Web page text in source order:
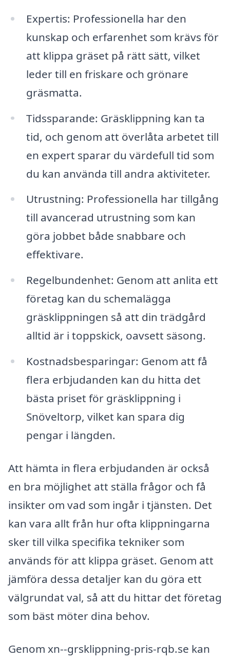
Expertis: Professionella har den
kunskap och erfarenhet som krävs för
att klippa gräset på rätt sätt, vilket
leder till en friskare och grönare
gräsmatta.
Tidssparande: Gräsklippning kan ta
tid, och genom att överlåta arbetet till
en expert sparar du värdefull tid som
du kan använda till andra aktiviteter.
Utrustning: Professionella har tillgång
till avancerad utrustning som kan
göra jobbet både snabbare och
effektivare.
Regelbundenhet: Genom att anlita ett
företag kan du schemalägga
gräsklippningen så att din trädgård
alltid är i toppskick, oavsett säsong.
Kostnadsbesparingar: Genom att få
flera erbjudanden kan du hitta det
bästa priset för gräsklippning i
Snöveltorp, vilket kan spara dig
pengar i längden.
Att hämta in flera erbjudanden är också
en bra möjlighet att ställa frågor och få
insikter om vad som ingår i tjänsten. Det
kan vara allt från hur ofta klippningarna
sker till vilka specifika tekniker som
används för att klippa gräset. Genom att
jämföra dessa detaljer kan du göra ett
välgrundat val, så att du hittar det företag
som bäst möter dina behov.
Genom xn--grsklippning-pris-rqb.se kan